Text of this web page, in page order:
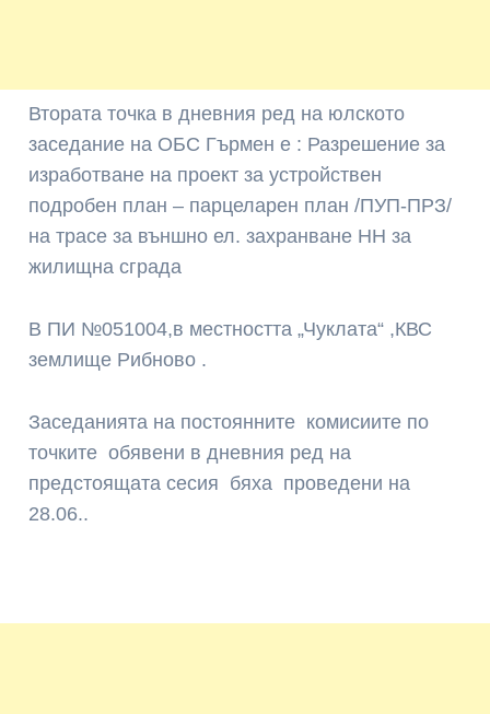
Втората точка в дневния ред на юлското
заседание на ОБС Гърмен е : Разрешение за
изработване на проект за устройствен
подробен план – парцеларен план /ПУП-ПРЗ/
на трасе за външно ел. захранване HH за
жилищна сграда
В ПИ №051004,в местността „Чуклата“ ,КВС
землище Рибново .
Заседанията на постоянните комисиите по
точките обявени в дневния ред на
предстоящата сесия бяха проведени на
28.06..